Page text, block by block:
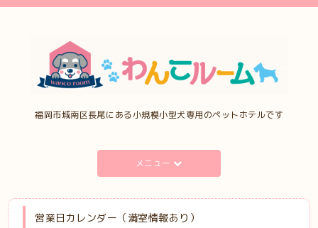
福岡市城南区長尾にある小規模小型犬専用のペットホテルです
メニュー
営業日カレンダー（満室情報あり）